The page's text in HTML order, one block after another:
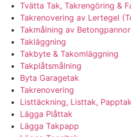
Tvätta Tak, Takrengöring &
Takrenovering av Lertegel
Takmålning av
Takläggning
Takbyte & Takomläggning
Takplåtsmålning
Byta Garagetak
Takrenovering
Listtäckning, Listtak,
Lägga Plåttak
Lägga Takpapp